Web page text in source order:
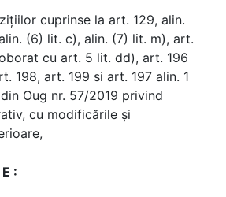
cuprinse la art. 129, alin.
(6) lit. c), alin. (7) lit. m), art.
cu art. 5 lit. dd), art. 196
198, art. 199 si art. 197 alin. 1
Oug nr. 57/2019 privind
cu modificările și
: